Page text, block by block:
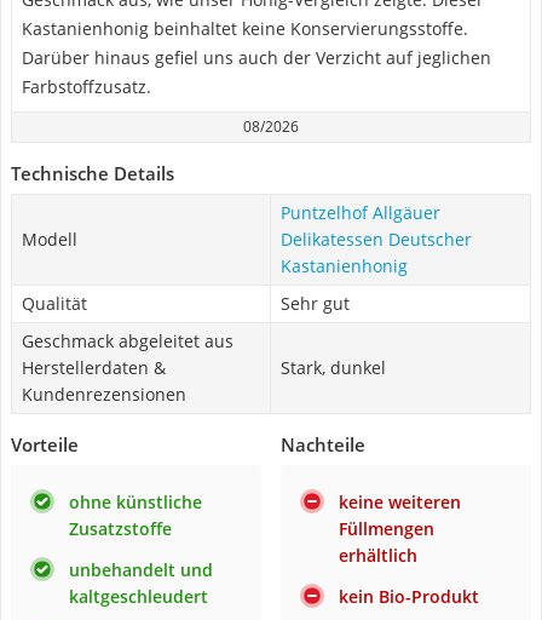
Kastanienhonig beinhaltet keine Konservierungsstoffe.
Darüber hinaus gefiel uns auch der Verzicht auf jeglichen
Farbstoffzusatz.
08/2026
Technische Details
Modell
Puntzelhof Allgäuer
Delikatessen Deutscher
Kastanienhonig
Qualität
Sehr gut
Geschmack abgeleitet aus
Herstellerdaten &
Kundenrezensionen
Stark, dunkel
Vorteile
ohne künstliche
Zusatzstoffe
unbehandelt und
kaltgeschleudert
Nachteile
keine weiteren
Füllmengen
erhältlich
kein Bio-Produkt